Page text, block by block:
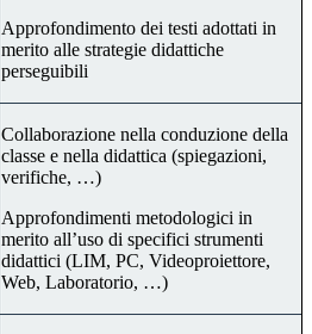
Approfondimento dei testi adottati in
merito alle strategie didattiche
perseguibili
Collaborazione nella conduzione della
classe e nella didattica (spiegazioni,
verifiche, …)
Approfondimenti metodologici in
merito all’uso di specifici strumenti
didattici (LIM, PC, Videoproiettore,
Web, Laboratorio, …)